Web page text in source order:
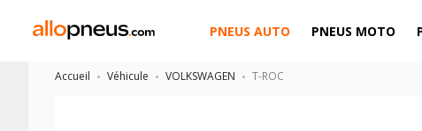
PNEUS AUTO PNEUS MOTO
Accueil Véhicule VOLKSWAGEN T-ROC